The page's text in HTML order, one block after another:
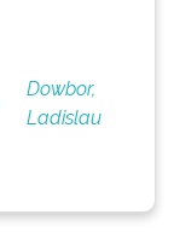
Dowbor,
Ladislau